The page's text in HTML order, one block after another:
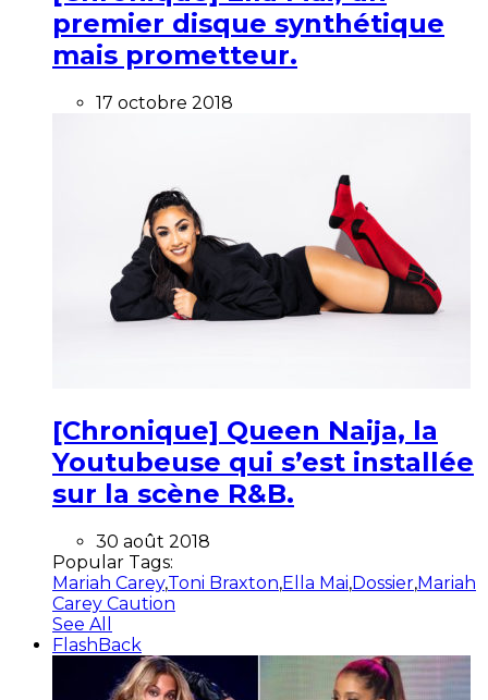
premier disque synthétique
mais prometteur.
17 octobre 2018
[Chronique] Queen Naija, la
Youtubeuse qui s’est installée
sur la scène R&B.
30 août 2018
Popular Tags:
Mariah Carey,Toni Braxton,Ella Mai,Dossier,Mariah
Carey Caution
See All
FlashBack